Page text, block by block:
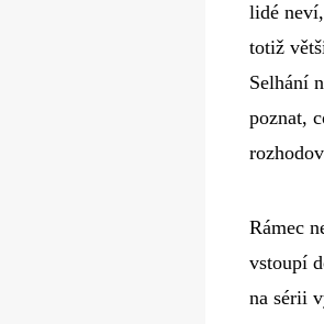
lidé
totiž
Selhání
poznat,
Rámec
vstoupí
na sérii